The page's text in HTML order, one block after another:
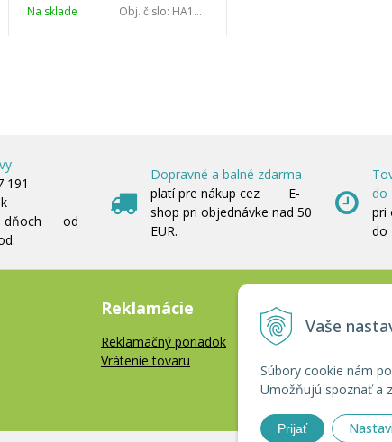
Vaše
Súbory cookie nám
Umožňujú spoznať a
Prijať
Na sklade Obj. čislo: HA16MKSET1135
191
dňoch od
Dopravné a balné zdarma
platí pre nákup cez E-
shop pri objednávke nad 50
EUR.
do
pri
do
Reklamácie
Reklamačný poriadok
Vrátenie tovaru